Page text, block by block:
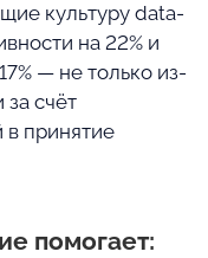
культуру data-
на 22% и
— не только из-
счёт
в принятие
помогает: